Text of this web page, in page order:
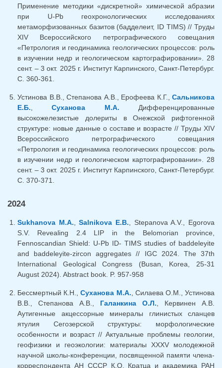
Применение методики «дискретной» химической абразии
при U-Pb геохронологических исследованиях
метаморфизованных базитов (бадделеит, ID TIMS) // Труды
XIV Всероссийского петрографического совещания
«Петрология и геодинамика геологических процессов: роль
в изучении недр и геологическом картографировании». 28
сент. – 3 окт. 2025 г. Институт Карпинского, Санкт-Петербург.
С. 360-361.
Устинова В.В., Степанова А.В., Ерофеева К.Г., Сальникова
Е.Б. ,Суханова М.А. Дифференцированные
высокожелезистые долериты в Онежской рифтогенной
структуре: новые данные о составе и возрасте // Труды XIV
Всероссийского петрографического совещания
«Петрология и геодинамика геологических процессов: роль
в изучении недр и геологическом картографировании». 28
сент. – 3 окт. 2025 г. Институт Карпинского, Санкт-Петербург.
С. 370-371.
2024
Sukhanova M.A. ,Salnikova E.B. , Stepanova A.V., Egorova
S.V. Revealing 2.4 LIP in the Belomorian province,
Fennoscandian Shield: U-Pb ID- TIMS studies of baddeleyite
and baddeleyite-zircon aggregates // IGC 2024. The 37th
International Geological Congress (Busan, Korea, 25-31
August 2024). Abstract book. P. 957-958
Бессмертный К.Н.,Суханова М.А. , Силаева О.М., Устинова
В.В., Степанова А.В., Галанкина О.Л. , Кервинен А.В.
Аутигенные акцессорные минералы глинистых сланцев
ятулия Сегозерской структуры: морфологические
особенности и возраст // Актуальные проблемы геологии,
геофизики и геоэкологии: материалы XXXV молодежной
научной школы-конференции, посвященной памяти члена-
корреспондента АН СССР К.О. Кратца и академика РАН